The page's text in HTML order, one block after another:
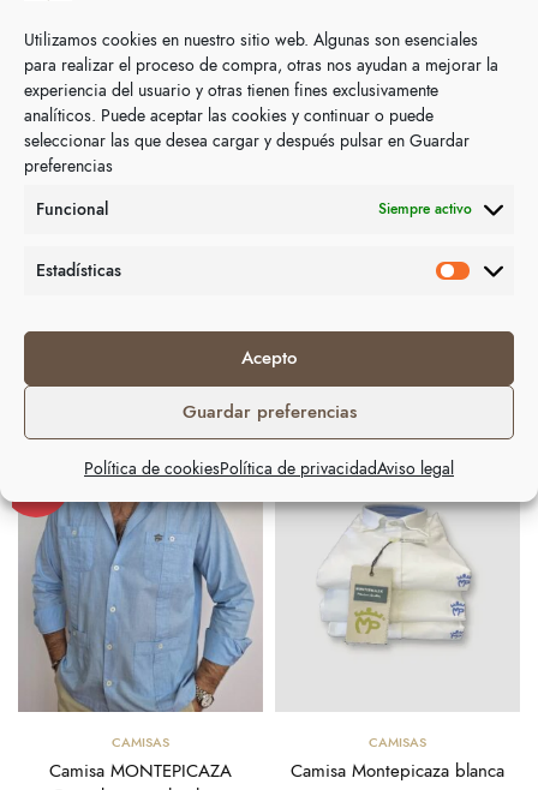
Utilizamos cookies en nuestro sitio web. Algunas son esenciales
para realizar el proceso de compra, otras nos ayudan a mejorar la
experiencia del usuario y otras tienen fines exclusivamente
analíticos. Puede aceptar las cookies y continuar o puede
seleccionar las que desea cargar y después pulsar en Guardar
preferencias
Funcional
Siempre activo
Estadísticas
Acepto
Guardar preferencias
Política de cookiesPolítica de privacidadAviso legal
Categoría:Camisas
Descripción
Información adicional
Camisa muy cómoda de tejido piqué, fraccionado en doce
hilos.
Productos relacionados
Seleccionar opciones
CAMISAS
Camisa MONTEPICAZA
Seleccionar opciones
CAMISAS
Camisa Montepicaza blanca